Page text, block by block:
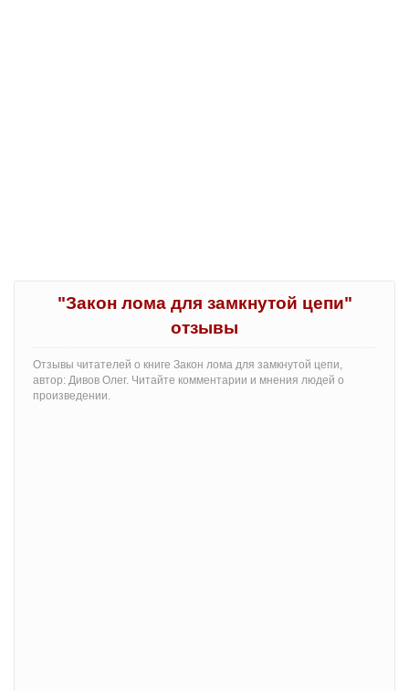
"Закон лома для замкнутой цепи"
отзывы
Отзывы читателей о книге Закон лома для замкнутой цепи,
автор: Дивов Олег. Читайте комментарии и мнения людей о
произведении.